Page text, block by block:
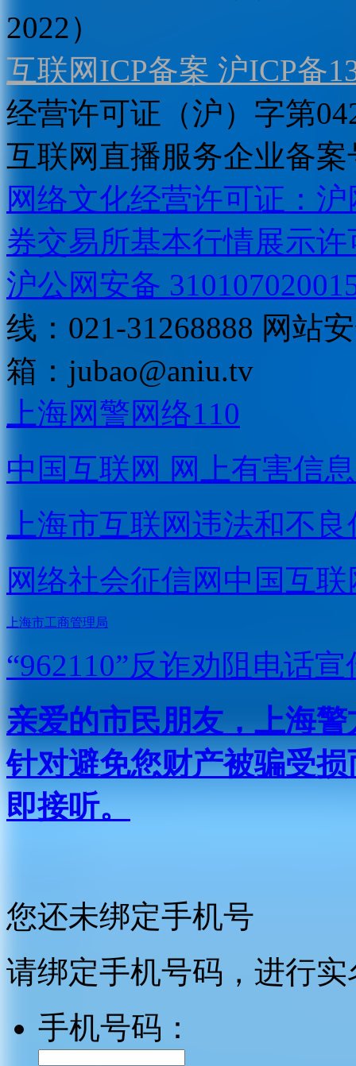
2022）
互联网ICP备案 沪ICP备
经营许可证（沪）字第
互联网直播服务企业备案
网络文化经营许可证：
券交易所基本行情展示许
沪公网安备
线：021-31268888 网站
箱： jubao@aniu.tv
上海网警网络110
中国互联网 网上有害信
上海市互联网违法和不
网络社会征信网 中国互
上海市工商管理局
“962110”反诈劝阻电话宣
亲爱的市民朋友，上海
针对避免您财产被骗受
即接听。
您还未绑定手机号
请绑定手机号码，进行
手机号码：